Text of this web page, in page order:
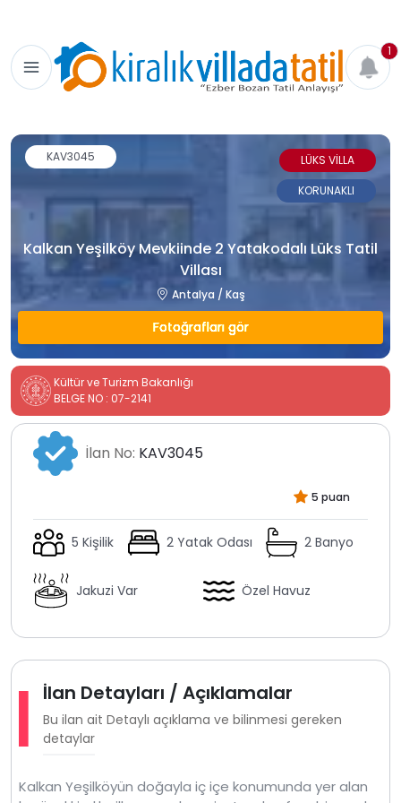
1
Kalkan Yeşilköy Mevkiinde 2 Yatakodalı Lüks Tatil
Villası
Antalya / Kaş
Fotoğrafları gör
KAV3045
LÜKS VİLLA
KORUNAKLI
Kültür ve Turizm Bakanlığı
BELGE NO : 07-2141
İlan No: KAV3045
5 puan
5 Kişilik 2 Yatak Odası 2 Banyo
Jakuzi Var Özel Havuz
İlan Detayları / Açıklamalar
Bu ilan ait Detaylı açıklama ve bilinmesi gereken
detaylar
Kalkan Yeşilköyün doğayla iç içe konumunda yer alan